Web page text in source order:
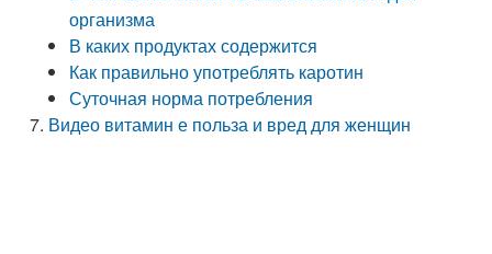
организма
В каких продуктах содержится
Как правильно употреблять каротин
Суточная норма потребления
Видео витамин е польза и вред для женщин